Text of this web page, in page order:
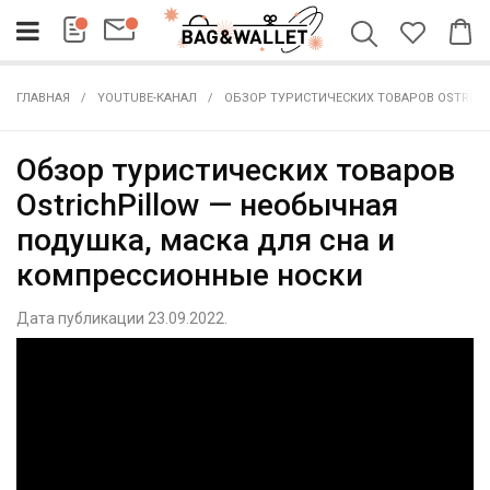
ГЛАВНАЯ YOUTUBE-КАНАЛ ОБЗОР ТУРИСТИЧЕСКИХ ТОВАРОВ
Обзор туристических товаров
OstrichPillow — необычная
подушка, маска для сна и
компрессионные носки
Дата публикации 23.09.2022.